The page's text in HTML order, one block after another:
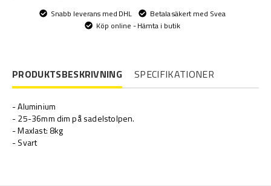
Snabb leverans med DHL
Betala säkert med Svea
Köp online - Hämta i butik
PRODUKTSBESKRIVNING SPECIFIKATIONER
- Aluminium
- 25-36mm dim på sadelstolpen.
- Maxlast: 8kg
- Svart